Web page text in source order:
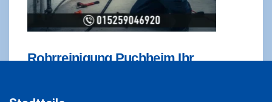
Rohrreinigung Puchheim Ihr
READ MORE